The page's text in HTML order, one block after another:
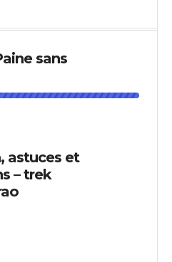
sans
astuces et
– trek